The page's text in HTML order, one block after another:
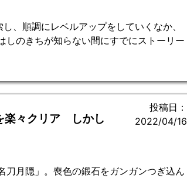
、順調にレベルアップをしていくなか、
しのきちが知らない間にすでにストーリー
楽々クリア しかし
投稿日：
2022/04/16
月隠」。喪色の鍛石をガンガンつぎ込ん